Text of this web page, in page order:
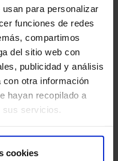
para personalizar
funciones de redes
compartimos
del sitio web con
publicidad y análisis
con otra información
hayan recopilado a
servicios.
cookies
te explicará
te recomendará el
máxima prioridad. Los
magnéticas
En la mayoría de